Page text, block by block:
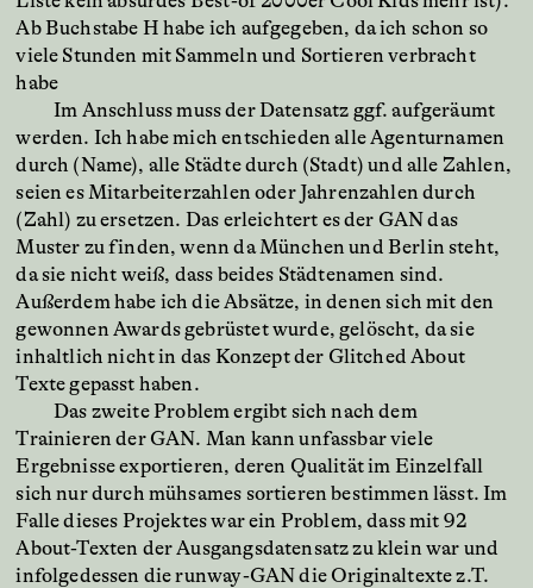
Ab Buchstabe H habe ich aufgegeben, da ich schon so
viele Stunden mit Sammeln und Sortieren verbracht
habe
Im Anschluss muss der Datensatz ggf. aufgeräumt
werden. Ich habe mich entschieden alle Agenturnamen
durch (Name), alle Städte durch (Stadt) und alle Zahlen,
seien es Mitarbeiterzahlen oder Jahrenzahlen durch
(Zahl) zu ersetzen. Das erleichtert es der GAN das
Muster zu finden, wenn da München und Berlin steht,
da sie nicht weiß, dass beides Städtenamen sind.
Außerdem habe ich die Absätze, in denen sich mit den
gewonnen Awards gebrüstet wurde, gelöscht, da sie
inhaltlich nicht in das Konzept der Glitched About
Texte gepasst haben.
Das zweite Problem ergibt sich nach dem
Trainieren der GAN. Man kann unfassbar viele
Ergebnisse exportieren, deren Qualität im Einzelfall
sich nur durch mühsames sortieren bestimmen lässt. Im
Falle dieses Projektes war ein Problem, dass mit 92
About-Texten der Ausgangsdatensatz zu klein war und
infolgedessen die runway-GAN die Originaltexte z.T.